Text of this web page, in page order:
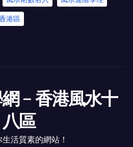
港區
﹣香港風水十
八區
活質素的網站！